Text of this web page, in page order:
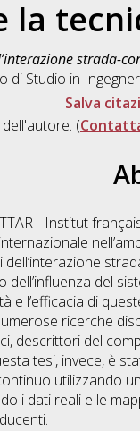
la
strada-
di Studio in
Salva
(
- Institut
dell’interazione
del
e l’efficacia di
ricerche
descrittori del
tesi, invece, è
utilizzando
i dati reali e le